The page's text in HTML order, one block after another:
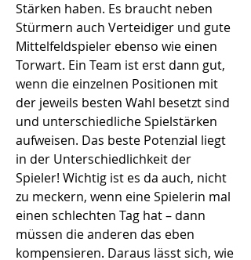
Stärken haben. Es braucht neben
Stürmern auch Verteidiger und gute
Mittelfeldspieler ebenso wie einen
Torwart. Ein Team ist erst dann gut,
wenn die einzelnen Positionen mit
der jeweils besten Wahl besetzt sind
und unterschiedliche Spielstärken
aufweisen. Das beste Potenzial liegt
in der Unterschiedlichkeit der
Spieler! Wichtig ist es da auch, nicht
zu meckern, wenn eine Spielerin mal
einen schlechten Tag hat – dann
müssen die anderen das eben
kompensieren. Daraus lässt sich, wie